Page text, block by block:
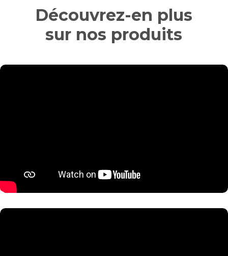
Découvrez-en plus
sur nos produits